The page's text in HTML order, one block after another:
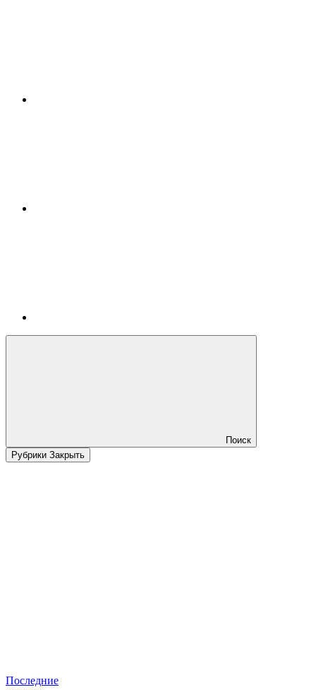
Поиск
Рубрики Закрыть
Последние